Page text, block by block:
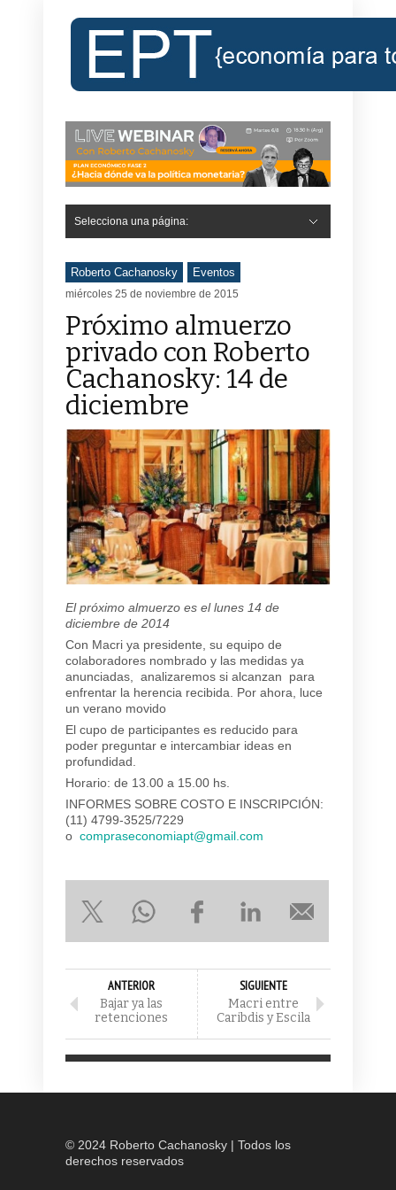
Selecciona una página:
Roberto Cachanosky Eventos
miércoles 25 de noviembre de 2015
Próximo almuerzo
privado con Roberto
Cachanosky: 14 de
diciembre
El próximo almuerzo es el lunes 14 de
diciembre de 2014
Con Macri ya presidente, su equipo de
colaboradores nombrado y las medidas ya
anunciadas, analizaremos si alcanzan para
enfrentar la herencia recibida. Por ahora, luce
un verano movido
El cupo de participantes es reducido para
poder preguntar e intercambiar ideas en
profundidad.
Horario: de 13.00 a 15.00 hs.
INFORMES SOBRE COSTO E INSCRIPCIÓN:
(11) 4799-3525/7229
o compraseconomiapt@gmail.com
ANTERIOR
Bajar ya las
retenciones
SIGUIENTE
Macri entre
Caribdis y Escila
© 2024 Roberto Cachanosky | Todos los
derechos reservados